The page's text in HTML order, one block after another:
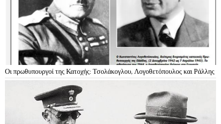
Οι πρωθυπουργοί της Κατοχής: Τσολάκογλου, Λογοθετόπουλος και Ράλλης